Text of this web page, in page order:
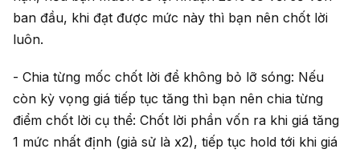
ban đầu, khi đạt được mức này thì bạn nên chốt lời
luôn.
- Chia từng mốc chốt lời để không bỏ lỡ sóng: Nếu
còn kỳ vọng giá tiếp tục tăng thì bạn nên chia từng
điểm chốt lời cụ thể: Chốt lời phần vốn ra khi giá tăng
1 mức nhất định (giả sử là x2), tiếp tục hold tới khi giá